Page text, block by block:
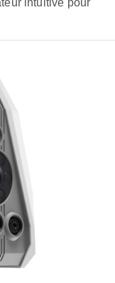
intuitive pour